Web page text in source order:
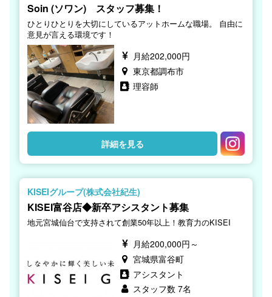
Soin (ソワン) スタッフ募集！
ひとりひとりを大切にしているアットホームな職場。 自由に
意見が言える環境です！
月給202,000円
東京都調布市
理容師
詳細を見る
KISEIグループ(株式会社紀生)
KISEI富谷店◆新卒アシスタント募集
地元宮城仙台で支持されて創業50年以上！教育力のKISEI
月給200,000円～
宮城県富谷町
アシスタント
スタッフ数 7名